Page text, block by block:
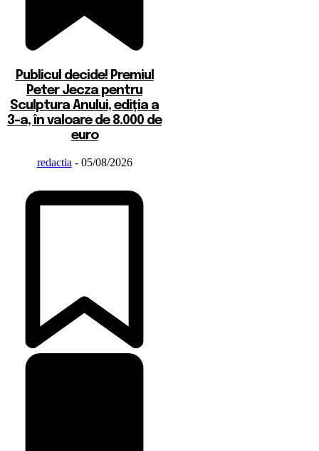
Publicul decide! Premiul
Peter Jecza pentru
Sculptura Anului, ediția a
3-a, în valoare de 8.000 de
euro
redactia - 05/08/2026